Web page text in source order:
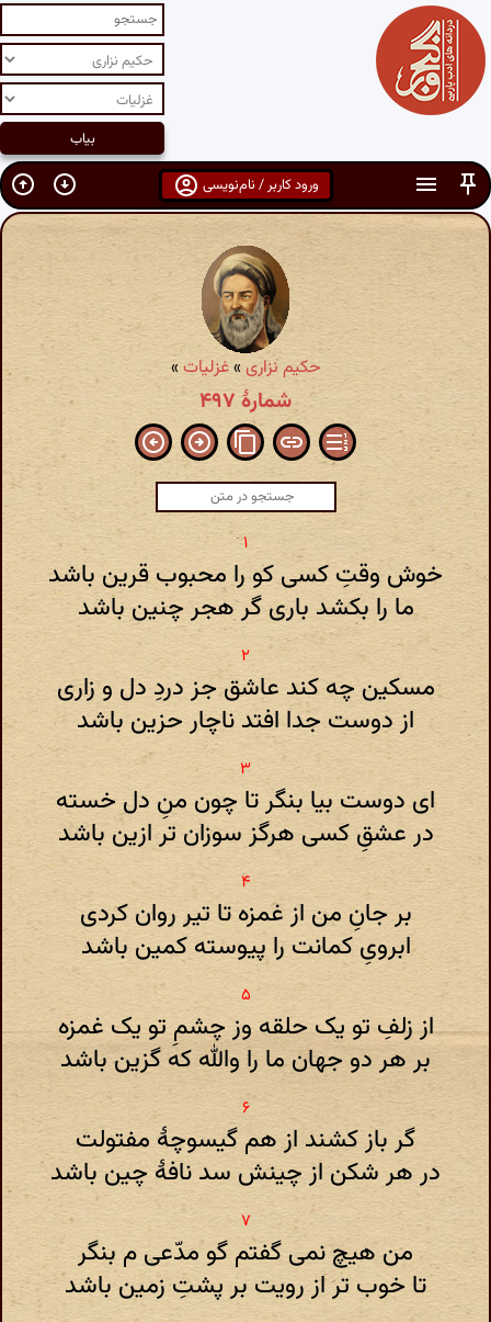
ورود کاربر / نام‌نویسی
حکیم نزاری»غزلیات»
شمارهٔ ۴۹۷
خوش وقتِ کسی کو را محبوب قرین باشد
ما را بکشد باری گر هجر چنین باشد
مسکین چه کند عاشق جز دردِ دل و زاری
از دوست جدا افتد ناچار حزین باشد
ای دوست بیا بنگر تا چون منِ دل خسته
در عشقِ کسی هرگز سوزان تر ازین باشد
بر جانِ من از غمزه تا تیر روان کردی
ابرویِ کمانت را پیوسته کمین باشد
از زلفِ تو یک حلقه وز چشمِ تو یک غمزه
بر هر دو جهان ما را والله که گزین باشد
گر باز کشند از هم گیسوچۀ مفتولت
در هر شکن از چینش سد نافۀ چین باشد
من هیچ نمی گفتم گو مدّعی م بنگر
تا خوب تر از رویت بر پشتِ زمین باشد